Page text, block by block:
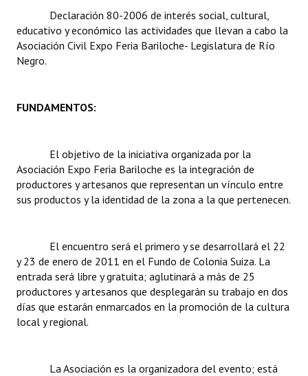
Actas de Sesión
Informes de Unidad Coordinadora
Actas de Audiencias Públicas
Comunicaciones
Declaraciones
Resoluciones de Presidencia
INSTITUCIONAL
Antiguos Pobladores
Registros y Distinciones
Declaración 80-2006 de interés social, cultural,
educativo y económico las actividades que llevan a cabo la
Asociación Civil Expo Feria Bariloche- Legislatura de Río
Negro.
FUNDAMENTOS:
El objetivo de la iniciativa organizada por la
Asociación Expo Feria Bariloche es la integración de
productores y artesanos que representan un vínculo entre
sus productos y la identidad de la zona a la que pertenecen.
El encuentro será el primero y se desarrollará el 22
y 23 de enero de 2011 en el Fundo de Colonia Suiza. La
entrada será libre y gratuita; aglutinará a más de 25
productores y artesanos que desplegarán su trabajo en dos
días que estarán enmarcados en la promoción de la cultura
local y regional.
La Asociación es la organizadora del evento; está